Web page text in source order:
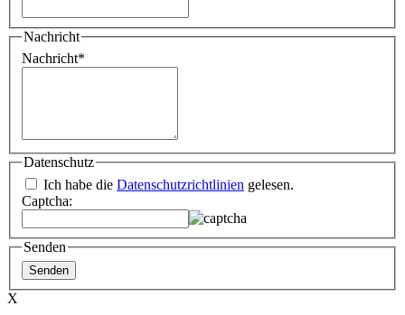
Nachricht
Nachricht*
Datenschutz
Ich habe die Datenschutzrichtlinien gelesen.
Captcha:
Senden
X